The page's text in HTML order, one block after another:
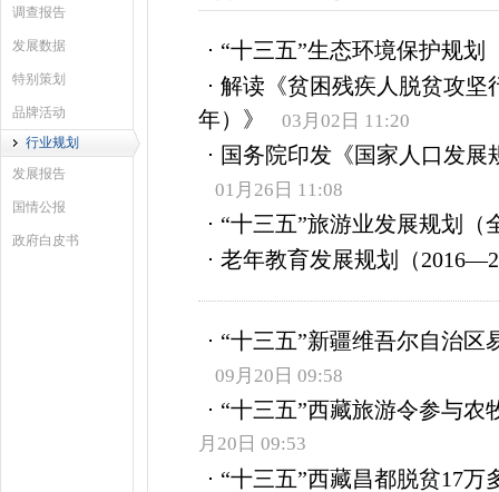
调查报告
发展数据
特别策划
品牌活动
行业规划
发展报告
国情公报
政府白皮书
“十三五”生态环境保护规划
解读《贫困残疾人脱贫攻坚
年）》
03月02日 11:20
国务院印发《国家人口发展
01月26日 11:08
“十三五”旅游业发展规划（
老年教育发展规划（
“十三五”新疆维吾尔自治区
09月20日 09:58
“十三五”西藏旅游令参与农
月20日 09:53
“十三五”西藏昌都脱贫17万